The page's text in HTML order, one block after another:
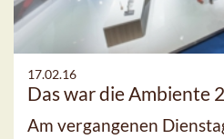
17.02.16
Das war die Ambiente
Am vergangenen